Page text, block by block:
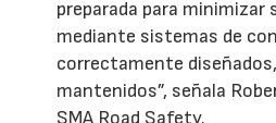
preparada para minimizar
mediante sistemas de
correctamente
mantenidos”, señala
SMA Road Safety.